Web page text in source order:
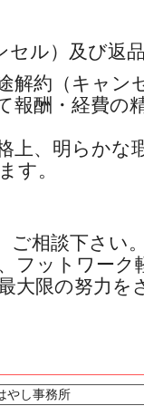
セル）及び返
解約（キャン
報酬・経費の
上、明らかな
す。
ご相談下さい
フットワーク
大限の努力を
やし事務所